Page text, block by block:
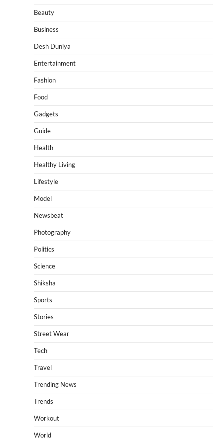
Beauty
Business
Desh Duniya
Entertainment
Fashion
Food
Gadgets
Guide
Health
Healthy Living
Lifestyle
Model
Newsbeat
Photography
Politics
Science
Shiksha
Sports
Stories
Street Wear
Tech
Travel
Trending News
Trends
Workout
World